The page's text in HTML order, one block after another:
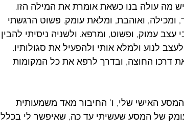
מה עולה בנו כשאת אומרת את המילה הזו.
ומכילה, ואוהבת, ומלאת עומק. פשוט הרגשתי
עמוק, ופשוט, ומרפא. ולשניה ניסיתי להבין
לנוע ולמלא אותי ולהפעיל את סגולותיו.
דרכו החוצה, ובדרך לרפא את כל המקומות
המסע האישי שלי, ו' החיבור מאד משמעותית
של המסע שעשיתי עד כה, שאיפשר לי בכלל